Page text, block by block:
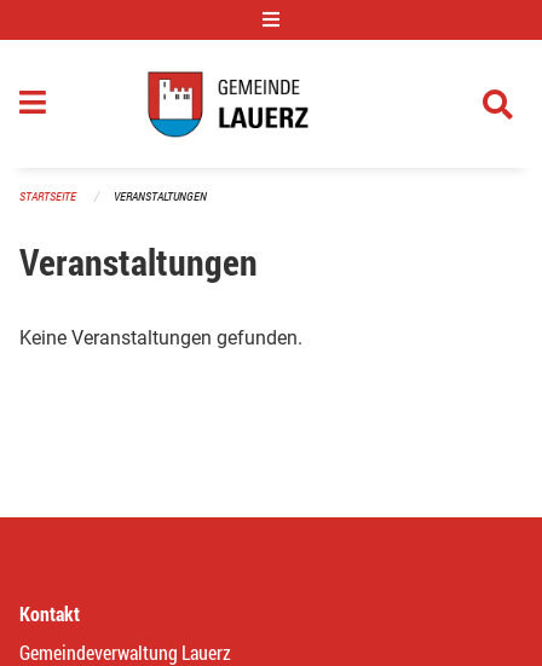
STARTSEITE VERANSTALTUNGEN
Veranstaltungen
Keine Veranstaltungen gefunden.
Kontakt
Gemeindeverwaltung Lauerz